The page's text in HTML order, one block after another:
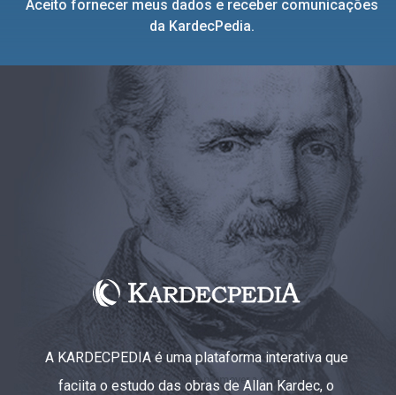
Aceito fornecer meus dados e receber comunicações
da KardecPedia.
A KARDECPEDIA é uma plataforma interativa que
faciita o estudo das obras de Allan Kardec, o